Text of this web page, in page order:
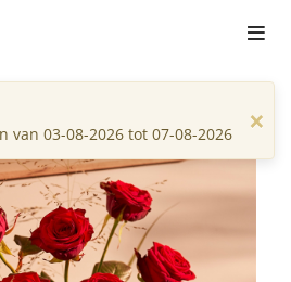
van 03-08-2026 tot 07-08-2026 ×